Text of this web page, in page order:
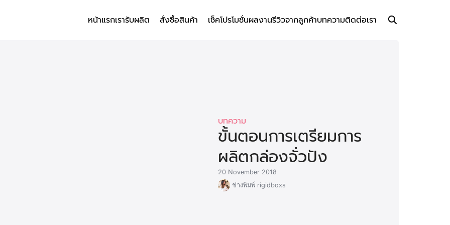
หน้าแรกเรารับผลิต สั่งซื้อสินค้า เช็คโปรโมชั่นผลงานรีวิวจากลูกค้าบทความติดต่อเรา
บทความ
ขั้นตอนการเตรียมการ
ผลิตกล่องจั่วปัง
20 November 2018
ช่างพิมพ์ rigidboxs